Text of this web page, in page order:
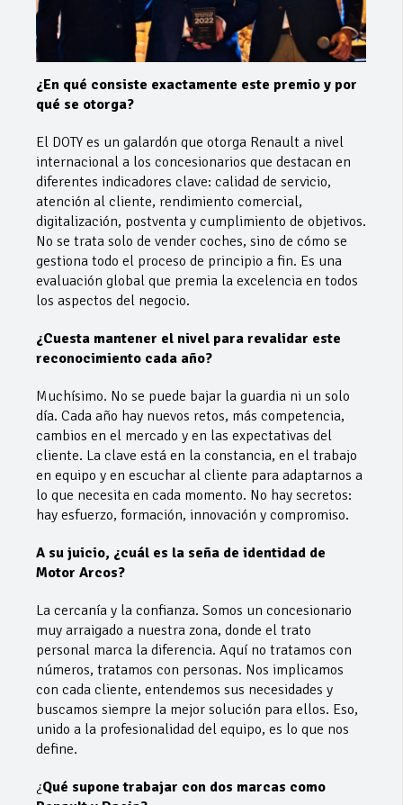
¿En qué consiste exactamente este premio y por
qué se otorga?
El DOTY es un galardón que otorga Renault a nivel
internacional a los concesionarios que destacan en
diferentes indicadores clave: calidad de servicio,
atención al cliente, rendimiento comercial,
digitalización, postventa y cumplimiento de objetivos.
No se trata solo de vender coches, sino de cómo se
gestiona todo el proceso de principio a fin. Es una
evaluación global que premia la excelencia en todos
los aspectos del negocio.
¿Cuesta mantener el nivel para revalidar este
reconocimiento cada año?
Muchísimo. No se puede bajar la guardia ni un solo
día. Cada año hay nuevos retos, más competencia,
cambios en el mercado y en las expectativas del
cliente. La clave está en la constancia, en el trabajo
en equipo y en escuchar al cliente para adaptarnos a
lo que necesita en cada momento. No hay secretos:
hay esfuerzo, formación, innovación y compromiso.
A su juicio, ¿cuál es la seña de identidad de
Motor Arcos?
La cercanía y la confianza. Somos un concesionario
muy arraigado a nuestra zona, donde el trato
personal marca la diferencia. Aquí no tratamos con
números, tratamos con personas. Nos implicamos
con cada cliente, entendemos sus necesidades y
buscamos siempre la mejor solución para ellos. Eso,
unido a la profesionalidad del equipo, es lo que nos
define.
¿Qué supone trabajar con dos marcas como